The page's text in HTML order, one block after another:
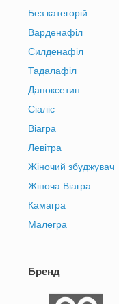
Без категорій
Варденафіл
Силденафіл
Тадалафіл
Дапоксетин
Сіаліс
Віагра
Левітра
Жіночий збуджувач
Жіноча Віагра
Камагра
Малегра
Бренд